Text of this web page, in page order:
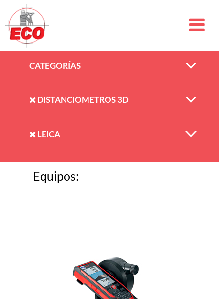
CATEGORÍAS
DISTANCIOMETROS 3D
LEICA
Equipos: